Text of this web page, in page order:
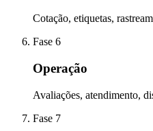
Cotação, etiquetas,
Fase 6
Operação
Avaliações, atendimento,
Fase 7